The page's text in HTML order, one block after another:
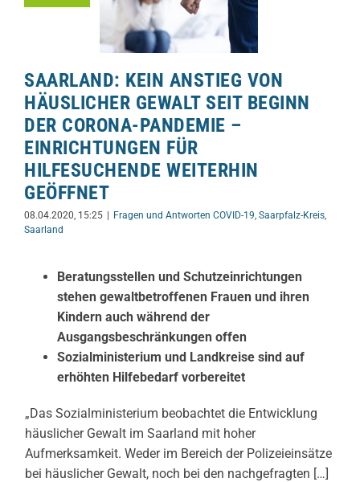
SAARLAND: KEIN ANSTIEG VON
HÄUSLICHER GEWALT SEIT BEGINN
DER CORONA-PANDEMIE –
EINRICHTUNGEN FÜR
HILFESUCHENDE WEITERHIN
GEÖFFNET
08.04.2020, 15:25 | Fragen und Antworten COVID-19, Saarpfalz-Kreis,
Saarland
Beratungsstellen und Schutzeinrichtungen
stehen gewaltbetroffenen Frauen und ihren
Kindern auch während der
Ausgangsbeschränkungen offen
Sozialministerium und Landkreise sind auf
erhöhten Hilfebedarf vorbereitet
„Das Sozialministerium beobachtet die Entwicklung
häuslicher Gewalt im Saarland mit hoher
Aufmerksamkeit. Weder im Bereich der Polizeieinsätze
bei häuslicher Gewalt, noch bei den nachgefragten […]